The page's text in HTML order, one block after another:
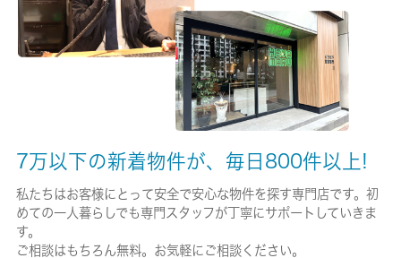
-/2年
保証人代行
料８００円、口座振替手数料４４０円
賃貸区分/契約期間
一般/2年
7万以下の新着物件が、毎日800件以上!
私たちはお客様にとって安全で安心な物件を探す専門店です。初
めての一人暮らしでも専門スタッフが丁寧にサポートしていきま
す。
ご相談はもちろん無料。お気軽にご相談ください。